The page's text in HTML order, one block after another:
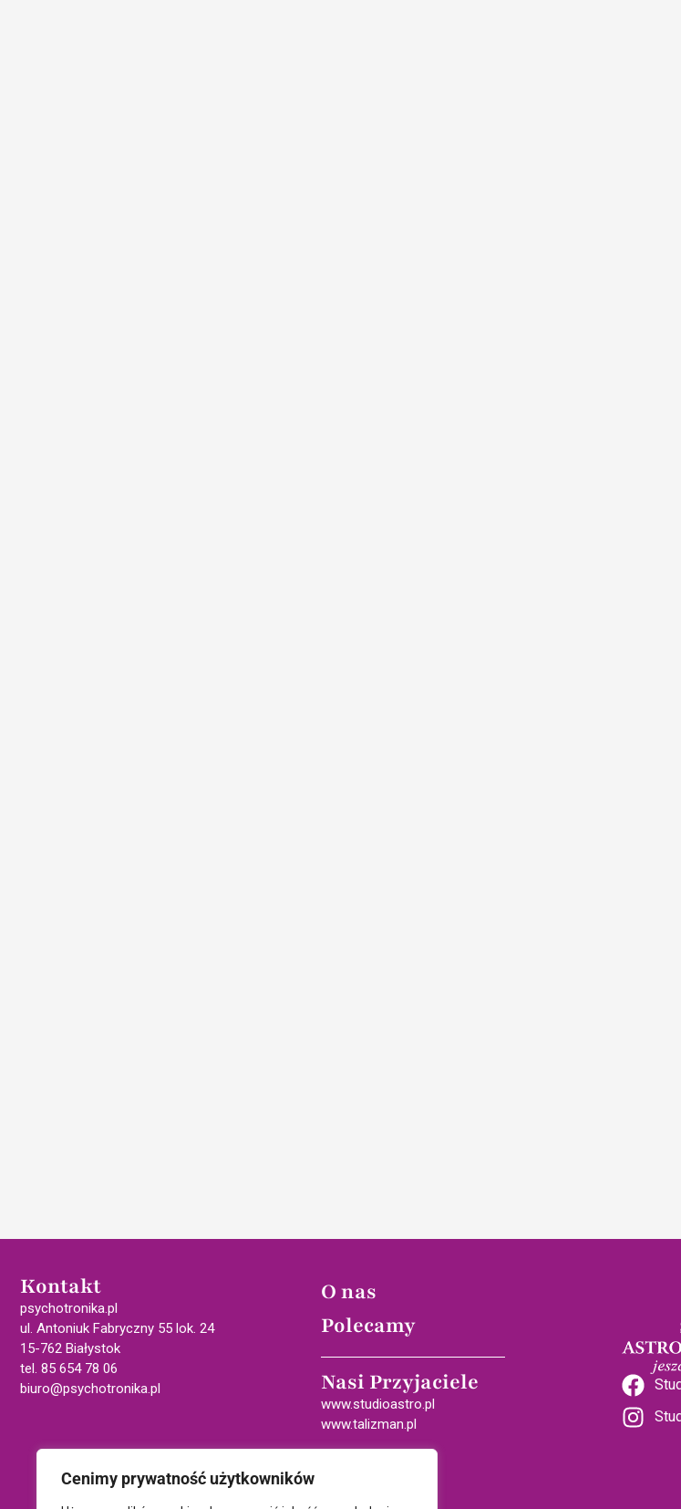
Cenimy prywatność użytkowników
Kontakt
psychotronika.pl
ul. Antoniuk Fabryczny 55 lok. 24
15-762 Białystok
tel. 85 654 78 06
biuro@psychotronika.pl
O nas
Polecamy
Nasi Przyjaciele
www.studioastro.pl
www.talizman.pl